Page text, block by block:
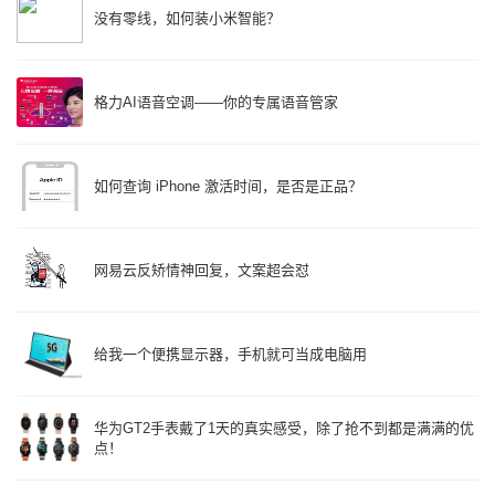
没有零线，如何装小米智能？
格力AI语音空调——你的专属语音管家
如何查询 iPhone 激活时间，是否是正品？
网易云反矫情神回复，文案超会怼
给我一个便携显示器，手机就可当成电脑用
华为GT2手表戴了1天的真实感受，除了抢不到都是满满的优
点！